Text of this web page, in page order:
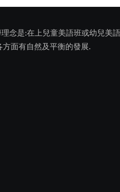
念是:在上兒童美語班或幼兒美
方面有自然及平衡的發展.